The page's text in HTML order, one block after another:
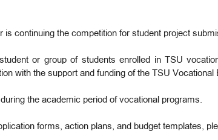
continuing the competition for student project
or group of students enrolled in TSU
with the support and funding of the TSU Vocational
the academic period of vocational programs.
forms, action plans, and budget templates,